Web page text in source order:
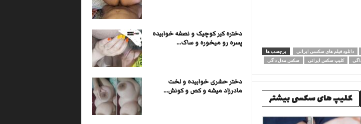
برچسب ها دانلود فیلم های سکسی ایرانی
سکس مدل داگی
کلیپ سکس ایرانی
کلیپ های سکسی بیشتر
دختره کیر کوچیک و نصفه خوابیده
پسره رو میخوره و ساک...
دختر حشری خوابیده و لخت
مادرزاد میشه و کص و کونش...